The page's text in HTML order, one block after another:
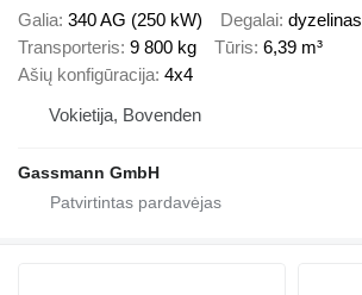
Galia 340 AG (250 kW) Degalai dyzelinas
Transporteris 9 800 kg Tūris 6,39 m³
Ašių konfigūracija 4x4
Vokietija, Bovenden
Gassmann GmbH